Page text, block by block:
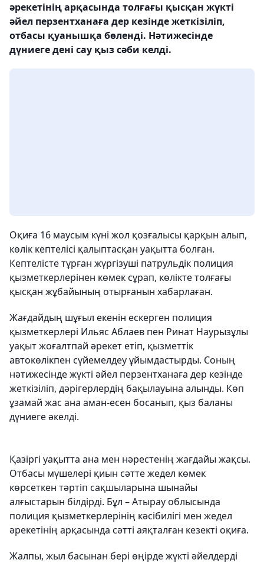
әрекетінің арқасында толғағы қысқан жүкті
әйел перзентханаға дер кезінде жеткізіліп,
отбасы қуанышқа бөленді. Нәтижесінде
дүниеге дені сау қыз сәби келді.
Оқиға 16 маусым күні жол қозғалысы қарқын алып,
көлік кептелісі қалыптасқан уақытта болған.
Кептелісте тұрған жүргізуші патрульдік полиция
қызметкерлерінен көмек сұрап, көлікте толғағы
қысқан жұбайының отырғанын хабарлаған.
Жағдайдың шұғыл екенін ескерген полиция
қызметкерлері Ильяс Аблаев пен Ринат Наурызұлы
уақыт жоғалтпай әрекет етіп, қызметтік
автокөлікпен сүйемелдеу ұйымдастырды. Соның
нәтижесінде жүкті әйел перзентханаға дер кезінде
жеткізіліп, дәрігерлердің бақылауына алынды. Көп
ұзамай жас ана аман-есен босанып, қыз баланы
дүниеге әкелді.
Қазіргі уақытта ана мен нәрестенің жағдайы жақсы.
Отбасы мүшелері қиын сәтте жедел көмек
көрсеткен тәртіп сақшыларына шынайы
алғыстарын білдірді. Бұл – Атырау облысында
полиция қызметкерлерінің кәсібилігі мен жедел
әрекетінің арқасында сәтті аяқталған кезекті оқиға.
Жалпы, жыл басынан бері өңірде жүкті әйелдерді